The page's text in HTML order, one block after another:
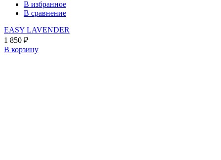
В избранное
В сравнение
EASY LAVENDER
1 850 ₽
В корзину